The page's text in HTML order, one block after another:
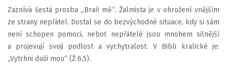
Zaznívá šestá prosba „Braň mě“. Žalmista je v ohrožení vnějším
ze strany nepřátel. Dostal se do bezvýchodné situace, kdy si sám
není schopen pomoci, neboť nepřátelé jsou mnohem silnější
a projevují svoji podlost a vychytralost. V Bibli kralické je:
„Vytrhni duši mou“ (Ž 6,5).